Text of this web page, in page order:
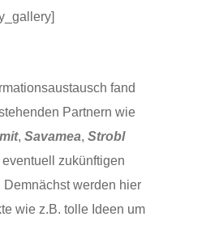
fand
Partnern wie
, Savamea, Strobl
zukünftigen
Demnächst werden hier
wie z.B. tolle Ideen um